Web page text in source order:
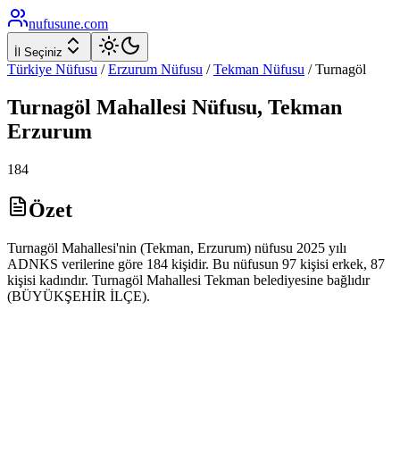
nufusune.com
İl Seçiniz
Türkiye Nüfusu / Erzurum Nüfusu / Tekman Nüfusu /Turnagöl
Turnagöl Mahallesi Nüfusu, Tekman
Erzurum
184
Özet
Turnagöl Mahallesi'nin (Tekman, Erzurum) nüfusu 2025 yılı
ADNKS verilerine göre 184 kişidir. Bu nüfusun 97 kişisi erkek, 87
kişisi kadındır. Turnagöl Mahallesi Tekman belediyesine bağlıdır
(BÜYÜKŞEHİR İLÇE).